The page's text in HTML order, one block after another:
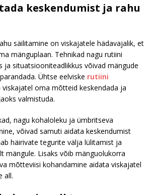
keskendumist ja rahu
säilitamine on viskajatele hädavajalik, et
mänguplaan. Tehnikad nagu rutiini
ja situatsiooniteadlikkus võivad mängude
Ühtse eelviske rutiini
viskajatel oma mõtteid keskendada ja
valmistuda.
nagu kohaloleku ja ümbritseva
võivad samuti aidata keskendumist
häirivate tegurite välja lülitamist ja
mängule. Lisaks võib mänguolukorra
mõtteviisi kohandamine aidata viskajatel
all.